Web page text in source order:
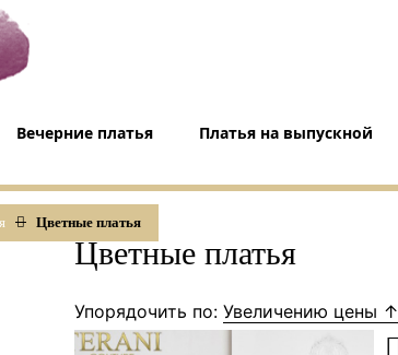
Вечерние платья Платья на выпускной
Цветные платья
Цветные платья
Упорядочить по: Увеличению цены ↑